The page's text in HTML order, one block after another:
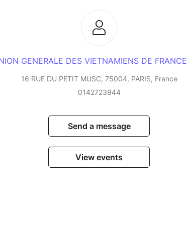
sách báo, hàng Việt Nam, thủ công mỹ
chơi dân gian dành cho trẻ em.
lại chương trình Tết truyền thống này.
02/2025 đến 1h30 sáng ngày 02/02/2025
Victor Hugo, 94130 Nogent-sur-Marne
phí cho trẻ dưới 3 tuổi)
GENERALE DES VIETNAMIENS DE FRANCE
16 RUE DU PETIT MUSC, 75004, PARIS, France
0142723944
Send a message
View events